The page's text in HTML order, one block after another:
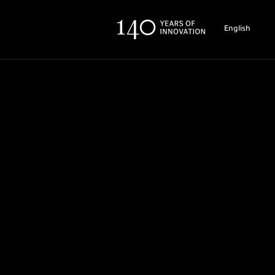
English